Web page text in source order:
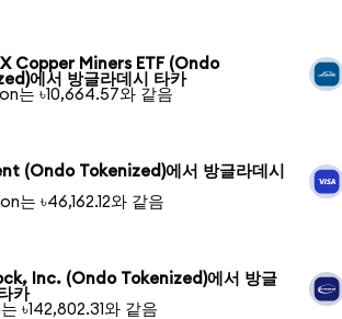
Copper Miners ETF (Ondo
에서 방글라데시 타카
는 ৳10,664.57와 같음
(Ondo Tokenized)에서 방글라데시
는 ৳46,162.12와 같음
Inc. (Ondo Tokenized)에서 방글
카
৳142,802.31와 같음